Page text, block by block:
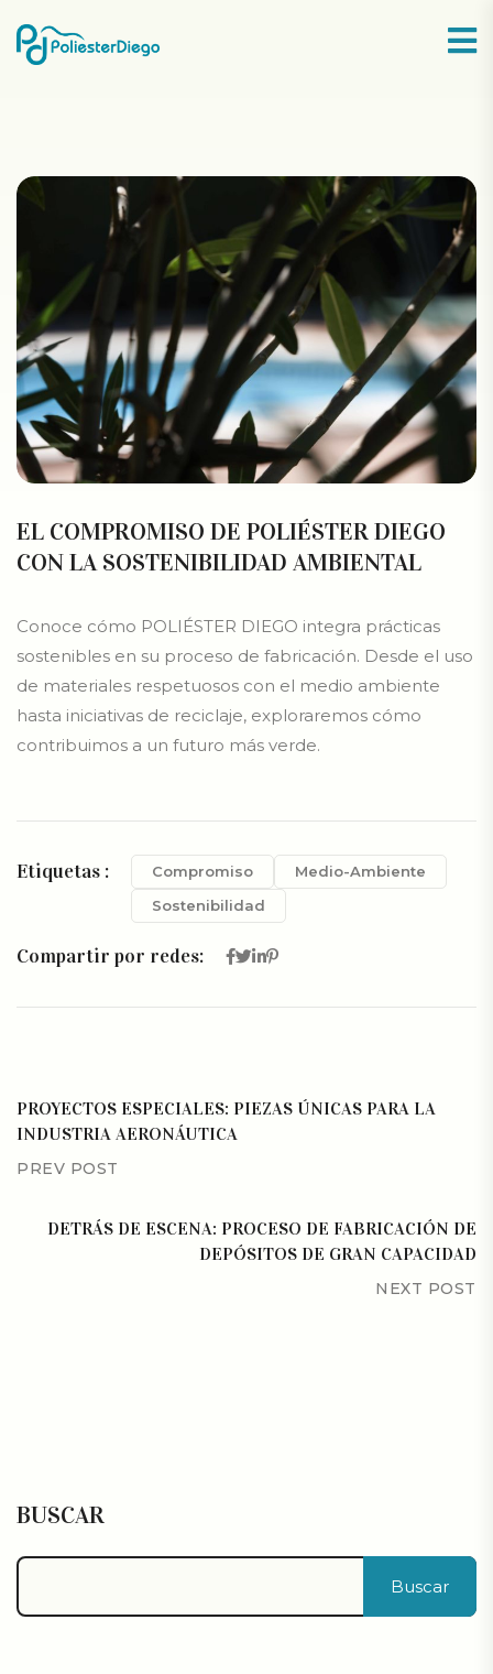
EL COMPROMISO DE POLIÉSTER DIEGO
CON LA SOSTENIBILIDAD AMBIENTAL
Conoce cómo POLIÉSTER DIEGO integra prácticas
sostenibles en su proceso de fabricación. Desde el uso
de materiales respetuosos con el medio ambiente
hasta iniciativas de reciclaje, exploraremos cómo
contribuimos a un futuro más verde.
Etiquetas : Compromiso
Medio-Ambiente
Sostenibilidad
Compartir por redes:
PROYECTOS ESPECIALES: PIEZAS ÚNICAS PARA LA
INDUSTRIA AERONÁUTICA
PREV POST
DETRÁS DE ESCENA: PROCESO DE FABRICACIÓN DE
DEPÓSITOS DE GRAN CAPACIDAD
NEXT POST
BUSCAR
Buscar